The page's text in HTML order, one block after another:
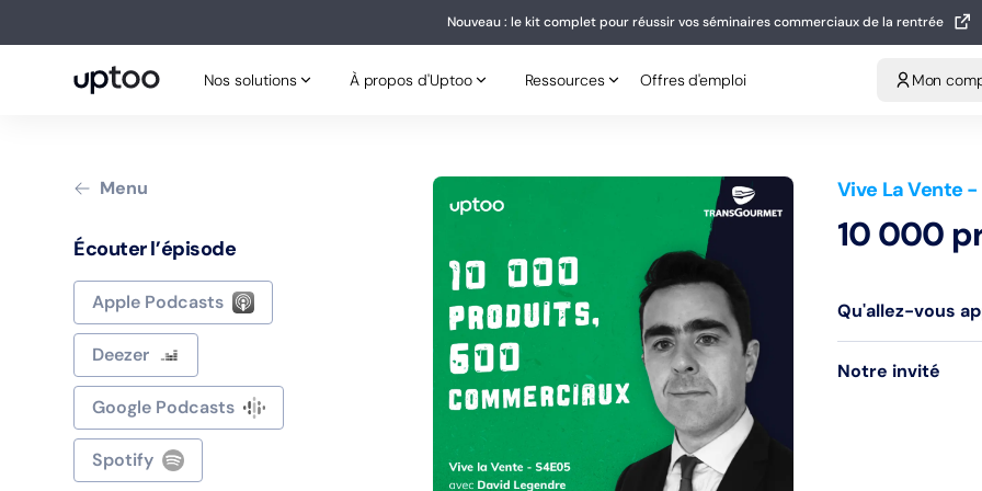
Nouveau : le kit complet pour réussir vos séminaires commerciaux de la rentrée
Nos solutions À propos d'Uptoo Ressources Offres d'emploi Mon
Nouveau : le kit complet pour réussir vos séminaires commerciaux de la rentrée
Nos solutions À propos d'Uptoo Ressources Offres d'emploi Mon
Menu
Écouter l’épisode
Apple Podcasts
Deezer
Google Podcasts
Spotify
Vive La Vente -
10 000
Qu'allez-vous
Notre invité